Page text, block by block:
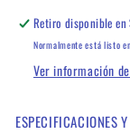
Retiro disponible en
Normalmente está listo
Ver información
ESPECIFICACIONES